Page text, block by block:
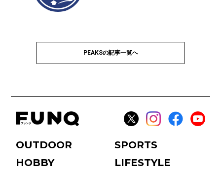
PEAKSの記事一覧へ
OUTDOOR
SPORTS
HOBBY
LIFESTYLE